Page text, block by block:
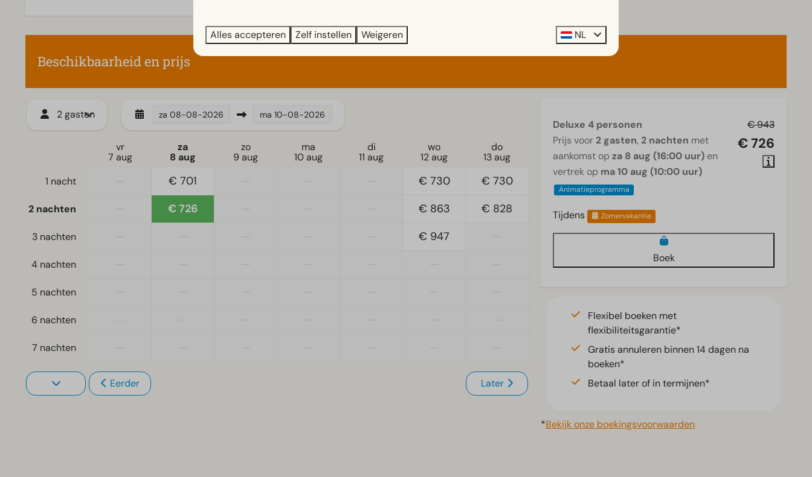
Beschikbaarheid en prijs
2 gasten za 08-08-2026 ma 10-08-2026
vr
7 aug
za
8 aug
zo
9 aug
ma
10 aug
di
11 aug
wo
12 aug
do
13 aug
1 nacht
€ 701 € 730 € 730
2 nachten € 726 € 863 € 828
3 nachten € 947
4 nachten
5 nachten
6 nachten
7 nachten
Eerder Later
€ 943
€ 726
Deluxe 4 personen
Prijs voor 2 gasten, 2 nachten met
aankomst opza 8 aug (16:00 uur) en
vertrek op ma 10 aug (10:00 uur)
Animatieprogramma
Tijdens Zomervakantie
Boek
Flexibel boeken met
flexibiliteitsgarantie*
Gratis annuleren binnen 14 dagen na
boeken*
Betaal later of in termijnen*
*Bekijk onze boekingsvoorwaarden
Alles accepteren Zelf instellen Weigeren NL